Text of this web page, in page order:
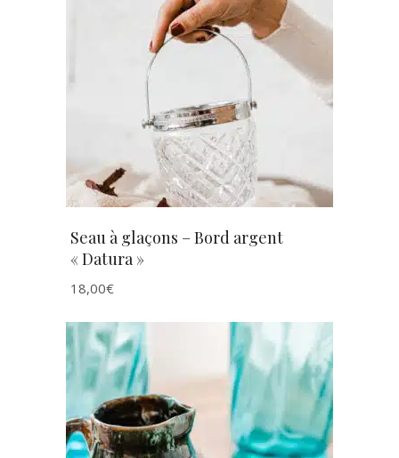
AJOUTER AU PANIER
Seau à glaçons – Bord argent
« Datura »
18,00€